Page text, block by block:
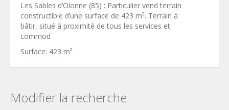
Les Sables d’Olonne (85) : Particulier vend terrain
constructible d’une surface de 423 m². Terrain à
bâtir, situé à proximité de tous les services et
commod
Surface: 423 m²
Modifier la recherche